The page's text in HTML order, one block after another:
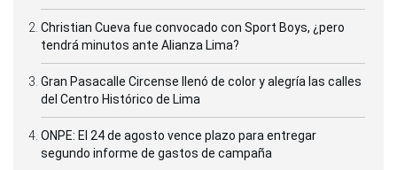
Christian Cueva fue convocado con Sport Boys, ¿pero
tendrá minutos ante Alianza Lima?
Gran Pasacalle Circense llenó de color y alegría las calles
del Centro Histórico de Lima
ONPE: El 24 de agosto vence plazo para entregar
segundo informe de gastos de campaña